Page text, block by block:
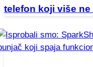
telefon koji više